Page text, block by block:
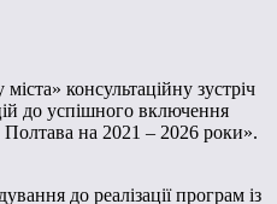
консультаційну зустріч
до успішного включення
на 2021 – 2026 роки».
до реалізації програм із